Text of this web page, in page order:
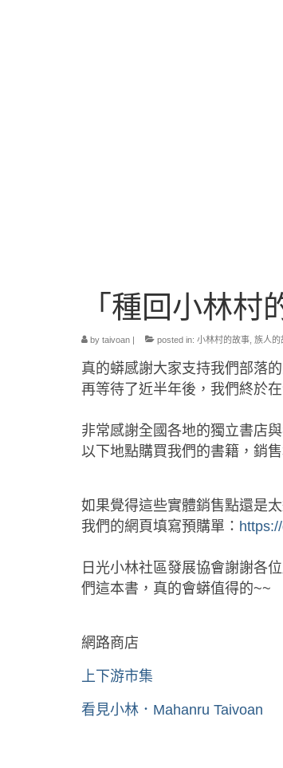
「種回小林村
by taivoan | posted in: 小林村的故事 族人的
真的蟒感謝大家支持我們部落
再等待了近半年後，我們終於
非常感謝全國各地的獨立書店
以下地點購買我們的書籍，銷
如果覺得這些實體銷售點還是
我們的網頁填寫預購單：
日光小林社區發展協會謝謝各
們這本書，真的會蟒值得的~~
網路商店
上下游市集
看見小林．Mahanru Taivoan